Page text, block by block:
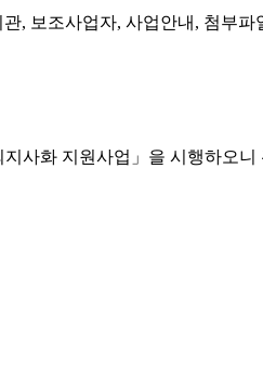
, 보조사업자, 사업안내, 첨부파
사화 지원사업」을 시행하오니